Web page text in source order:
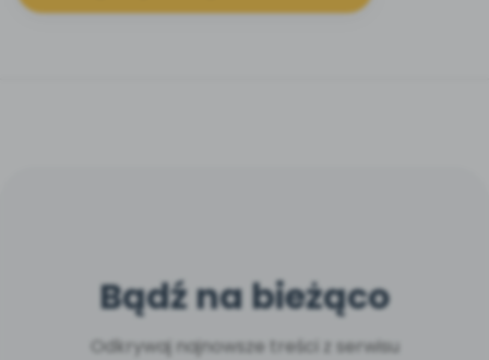
Bądź na bieżąco
Odkrywaj najnowsze treści z serwisu